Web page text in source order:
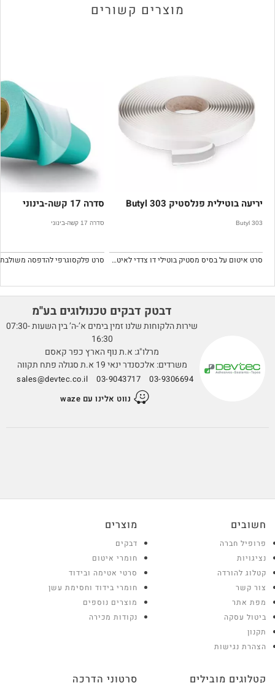
מוצרים קשורים
יריעה בוטילית פנלסטיק Butyl 303
Butyl 303
סרט איטום על בסיס מסטיק בוטילי דו צדדי לאיטום בין פנאלים פנאלסטיק.
סדרה 17 קשה-בינוני
סדרה 17 קשה-בינוני
דבטק דבקים טכנולוגים בע''מ
שירות הלקוחות שלנו זמין בימים א’-ה’ בין השעות 07:30-
16:30
מרלו"ג: א.ת נוף הארץ כפר קאסם
משרדים: אלכסנדר ינאי 19 א.ת סגולה פתח תקווה
03-9306694
03-9043717
sales@devtec.co.il
נווט אלינו עם waze
חשובים
פרופיל חברה
נציגויות
קטלוג להורדה
צור קשר
מפת אתר
ביטול עסקה
תקנון
הצהרת נגישות
מוצרים
דבקים
חומרי איטום
סרטי אטימה ובידוד
חומרי בידוד וחסימת עשן
מוצרים נוספים
נקודות מכירה
קטלוגים מובילים סרטוני הדרכה